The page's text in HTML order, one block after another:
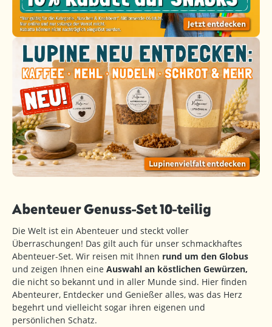
Abenteuer Genuss-Set 10-teilig
Die Welt ist ein Abenteuer und steckt voller
Überraschungen! Das gilt auch für unser schmackhaftes
Abenteuer-Set. Wir reisen mit Ihnen rund um den Globus
und zeigen Ihnen eine Auswahl an köstlichen Gewürzen,
die nicht so bekannt und in aller Munde sind. Hier finden
Abenteurer, Entdecker und Genießer alles, was das Herz
begehrt und vielleicht sogar ihren eigenen und
persönlichen Schatz.